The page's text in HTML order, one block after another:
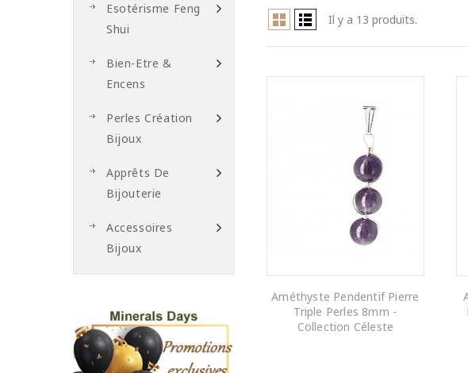
Esotérisme Feng
Shui
Bien-Etre &
Encens
Perles Création
Bijoux
Apprêts De
Bijouterie
Accessoires
Bijoux
Il y a 13 produits.
Améthyste Pendentif Pierre
Triple Perles 8mm -
Collection Céleste